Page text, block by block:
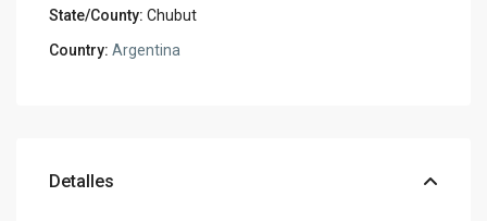
State/County: Chubut
Country: Argentina
Detalles